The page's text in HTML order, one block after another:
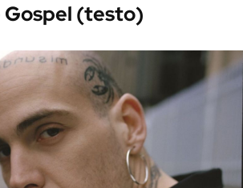
Gospel (testo)